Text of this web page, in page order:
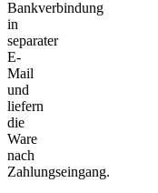
Bankverbindung
in
separater
E-
Mail
und
liefern
die
Ware
nach
Zahlungseingang.